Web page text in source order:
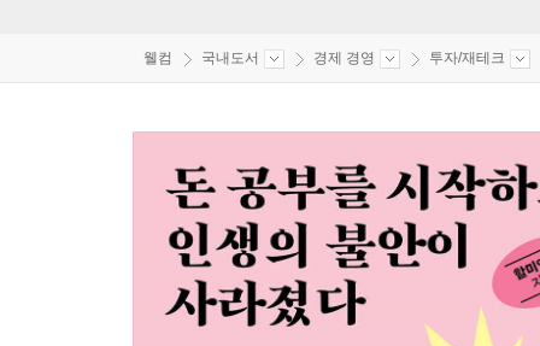
웰컴 국내도서 경제 경영 투자/재테크